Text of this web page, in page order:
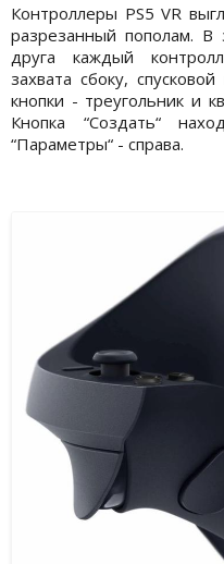
Контроллеры PS5 VR
разрезанный пополам. В
друга каждый
захвата сбоку,
кнопки - треугольник и
Кнопка “Создать“
“Параметры“ - справа.